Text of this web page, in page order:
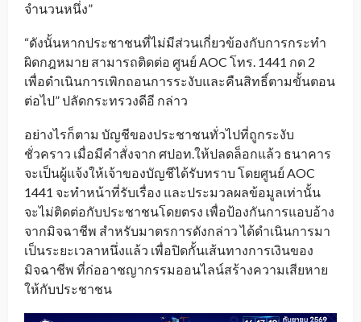
จำนวนหนึ่ง”
“ดังนั้นหากประชาชนที่ไม่มีส่วนเกี่ยวข้องกับการกระทำ
ผิดกฎหมาย สามารถติดต่อ ศูนย์ AOC โทร. 1441 กด 2
เพื่อดำเนินการเพิกถอนการระงับและคืนสิทธิ์ตามขั้นตอน
ต่อไป” ปลัดกระทรวงดีอี กล่าว
อย่างไรก็ตาม บัญชีของประชาชนทั่วไปที่ถูกระงับ
ชั่วคราว เมื่อมีคำสั่งจาก ศปอท.ให้ปลดล็อกแล้ว ธนาคาร
จะเป็นผู้แจ้งให้เจ้าของบัญชีได้รับทราบ โดยศูนย์ AOC
1441 จะทำหน้าที่รับเรื่อง และประมวลผลข้อมูลเท่านั้น
จะไม่ติดต่อกับประชาชนโดยตรง เพื่อป้องกันการแอบอ้าง
จากมิจฉาชีพ สำหรับมาตรการดังกล่าว ได้ดำเนินการมา
เป็นระยะเวลาหนึ่งแล้ว เพื่อปิดกั้นเส้นทางการเงินของ
มิจฉาชีพ ที่ก่ออาชญากรรมออนไลน์สร้างความเสียหาย
ให้กับประชาชน